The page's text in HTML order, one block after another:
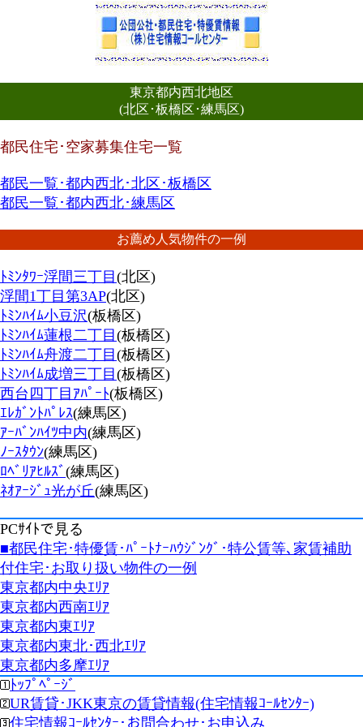
東京都内西北地区
(北区･板橋区･練馬区)
都民住宅･空家募集住宅一覧
都民一覧･都内西北･北区･板橋区
都民一覧･都内西北･練馬区
お薦め人気物件の一例
ﾄﾐﾝﾀﾜｰ浮間三丁目 (北区)
浮間1丁目第3AP(北区)
ﾄﾐﾝﾊｲﾑ小豆沢(板橋区)
ﾄﾐﾝﾊｲﾑ蓮根二丁目 (板橋区)
ﾄﾐﾝﾊｲﾑ舟渡二丁目 (板橋区)
ﾄﾐﾝﾊｲﾑ成増三丁目 (板橋区)
西台四丁目ｱﾊﾟｰﾄ(板橋区)
ｴﾚｶﾞﾝﾄﾊﾟﾚｽ(練馬区)
ｱｰﾊﾞﾝﾊｲﾂ中内(練馬区)
ﾉｰｽﾀｳﾝ(練馬区)
ﾛﾍﾞﾘｱﾋﾙｽﾞ (練馬区)
ﾈｵｱｰｼﾞｭ光が丘(練馬区)
PCｻｲﾄで見る
■都民住宅･特優賃･ﾊﾟｰﾄﾅｰﾊｳｼﾞﾝｸﾞ･特公賃等､家賃補助
付住宅･お取り扱い物件の一例
東京都内中央ｴﾘｱ
東京都内西南ｴﾘｱ
東京都内東ｴﾘｱ
東京都内東北･西北ｴﾘｱ
東京都内多摩ｴﾘｱ
ﾄｯﾌﾟﾍﾟｰｼﾞ
UR賃貸･JKK東京の賃貸情報(住宅情報ｺｰﾙｾﾝﾀｰ)
住宅情報ｺｰﾙｾﾝﾀｰ･お問合わせ･お申込み